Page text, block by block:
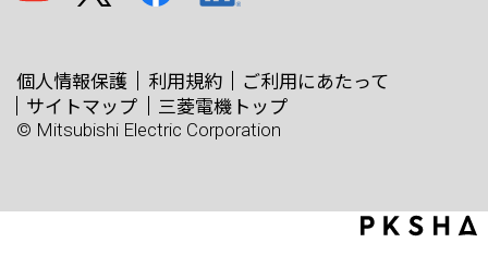
個人情報保護 利用規約
ご利用にあたって
サイトマップ
三菱電機トップ
© Mitsubishi Electric Corporation